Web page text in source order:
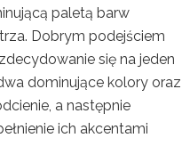
paletą barw
Dobrym podejściem
się na jeden
dominujące kolory oraz
a następnie
ich akcentami